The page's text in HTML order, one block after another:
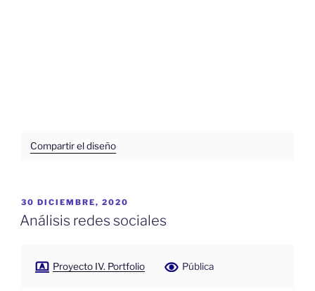
Compartir el diseño
PUBLICADO
EL
30 DICIEMBRE, 2020
Análisis redes sociales
Proyecto IV. Portfolio Pública